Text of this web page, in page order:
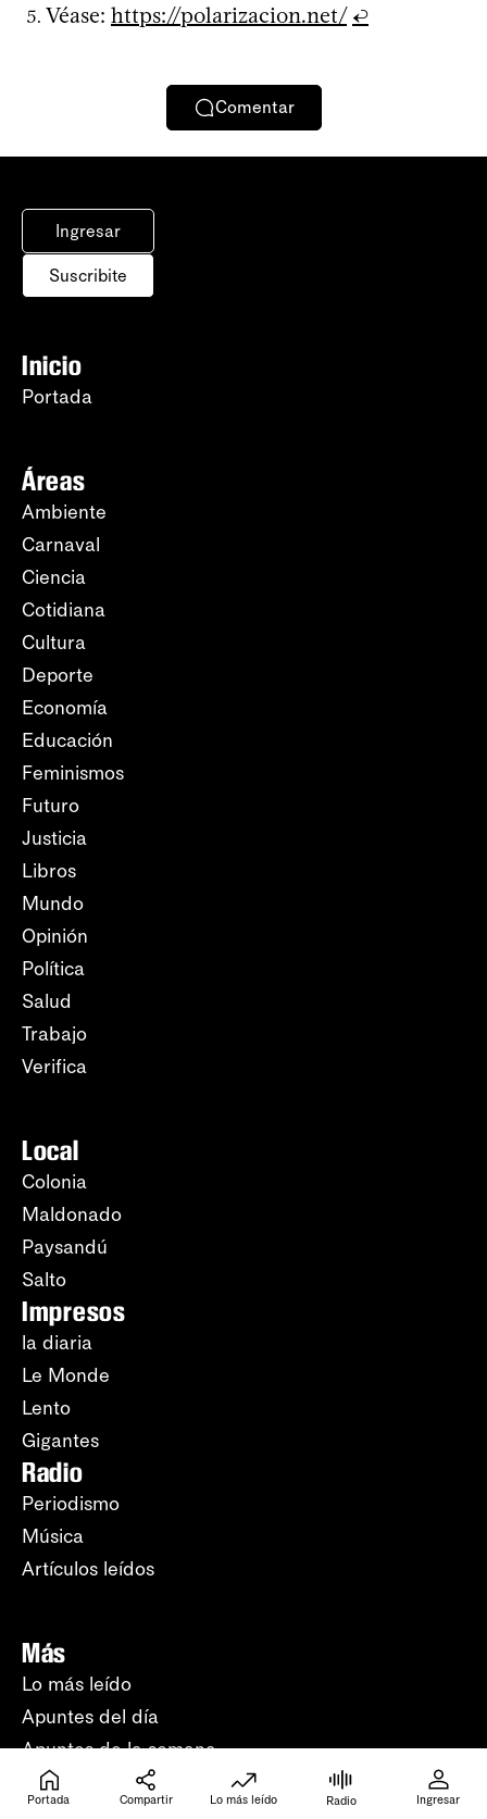
Véase: https://polarizacion.net/ ↩
Comentar
Ingresar
Suscribite
Inicio
Portada
Áreas
Ambiente
Carnaval
Ciencia
Cotidiana
Cultura
Deporte
Economía
Educación
Feminismos
Futuro
Justicia
Libros
Mundo
Opinión
Política
Salud
Trabajo
Verifica
Local
Colonia
Maldonado
Paysandú
Salto
Impresos
la diaria
Le Monde
Lento
Gigantes
Radio
Periodismo
Música
Artículos leídos
Más
Lo más leído
Apuntes del día
Apuntes de la semana
En vivo
Portada Compartir Lo más leído Radio Ingresar